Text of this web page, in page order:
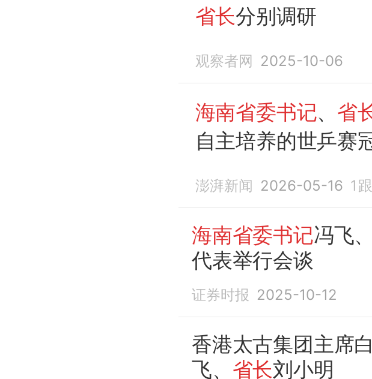
省长分别调研
观察者网 2025-10-06
海南省委书记、 省
自主培养的世乒赛
澎湃新闻 2026-05-16 1
海南省委书记冯飞、
代表举行会谈
证券时报 2025-10-12
香港太古集团主席
飞、 省长刘小明